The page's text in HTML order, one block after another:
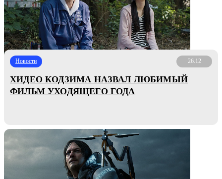
Новости 26.12
ХИДЕО КОДЗИМА НАЗВАЛ ЛЮБИМЫЙ
ФИЛЬМ УХОДЯЩЕГО ГОДА